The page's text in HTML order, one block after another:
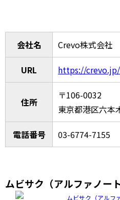
会社名 Crevo株式会社
URL https://crevo.jp/
住所
〒106-0032
東京都港区六本
電話番号 03-6774-7155
ムビサク（アルファノー